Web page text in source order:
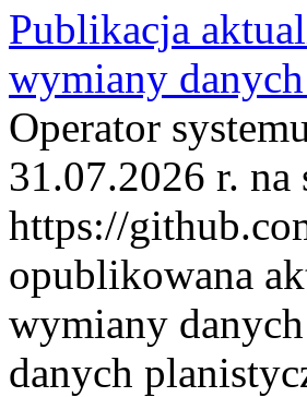
Publikacja
wymiany
Operator
31.07.2026 r.
https://
opublikowana
wymiany
danych